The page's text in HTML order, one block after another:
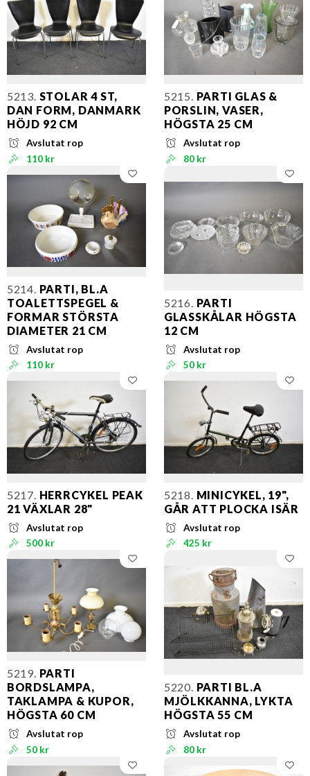
5213. STOLAR 4 ST,
DAN FORM, DANMARK
HÖJD 92 CM
Avslutat rop
110 kr
5215. PARTI GLAS &
PORSLIN, VASER,
HÖGSTA 25 CM
Avslutat rop
80 kr
5214. PARTI, BL.A
TOALETTSPEGEL &
FORMAR STÖRSTA
DIAMETER 21 CM
Avslutat rop
110 kr
5216. PARTI
GLASSKÅLAR HÖGSTA
12 CM
Avslutat rop
50 kr
5217. HERRCYKEL PEAK
21 VÄXLAR 28"
Avslutat rop
500 kr
5218. MINICYKEL, 19",
GÅR ATT PLOCKA ISÄR
Avslutat rop
425 kr
5219. PARTI
BORDSLAMPA,
TAKLAMPA & KUPOR,
HÖGSTA 60 CM
Avslutat rop
50 kr
5220. PARTI BL.A
MJÖLKKANNA, LYKTA
HÖGSTA 55 CM
Avslutat rop
80 kr